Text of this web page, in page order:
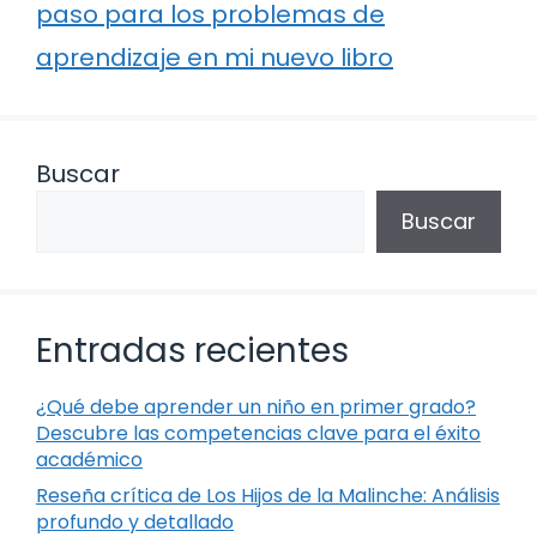
paso para los problemas de
aprendizaje en mi nuevo libro
Buscar
Buscar
Entradas recientes
¿Qué debe aprender un niño en primer grado?
Descubre las competencias clave para el éxito
académico
Reseña crítica de Los Hijos de la Malinche: Análisis
profundo y detallado